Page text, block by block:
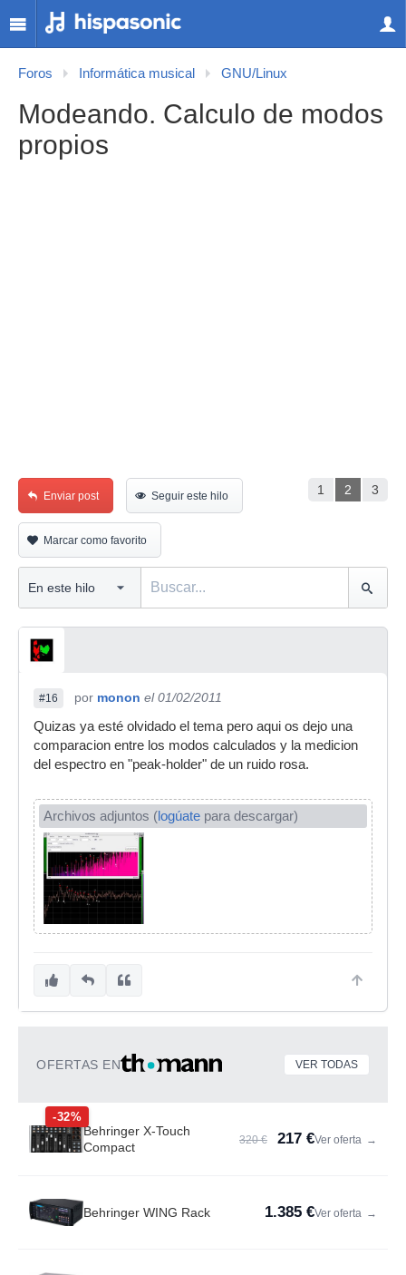
Foros Informática musical GNU/Linux
Modeando. Calculo de modos
propios
1 2 3
Enviar post Seguir este hilo
Marcar como favorito
#16 por monon el 01/02/2011
Quizas ya esté olvidado el tema pero aqui os dejo una
comparacion entre los modos calculados y la medicion
del espectro en "peak-holder" de un ruido rosa.
Archivos adjuntos (logúate para descargar)
OFERTAS EN VER TODAS
-32%
Behringer X-Touch
Compact
320 € 217 €Ver oferta →
Behringer WING Rack 1.385 €Ver oferta →